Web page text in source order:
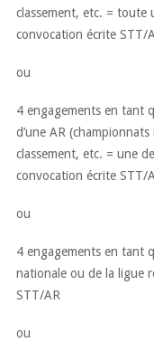
classement, etc. = toute
convocation écrite STT/
ou
4 engagements en tant
d’une AR
classement, etc. = une
convocation écrite STT/
ou
4 engagements en tant
nationale ou de la ligue
STT/AR
ou